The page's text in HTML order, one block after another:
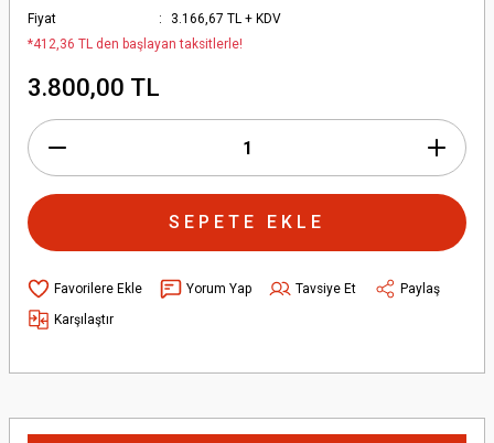
Fiyat
3.166,67 TL + KDV
*412,36 TL den başlayan taksitlerle!
3.800,00 TL
SEPETE EKLE
Yorum Yap Tavsiye Et
Paylaş
Karşılaştır